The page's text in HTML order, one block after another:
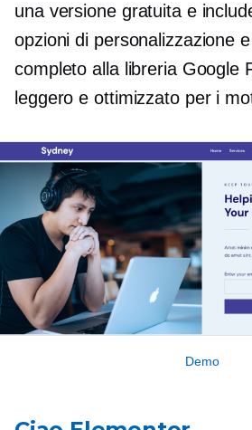
una versione gratuita e
opzioni di personalizzazione
completo alla libreria Google
leggero e ottimizzato per i
Demo